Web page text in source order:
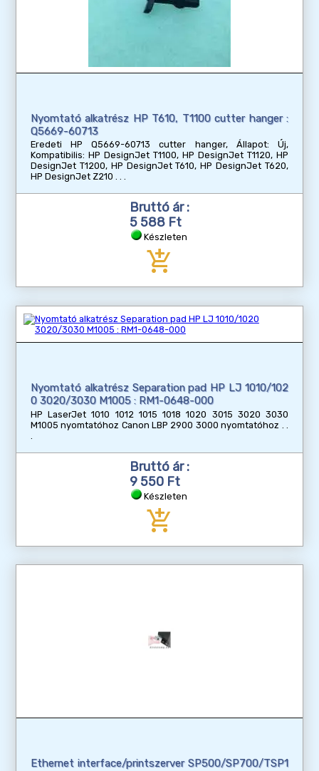
Nyomtató alkatrész HP T610, T1100 cutter hanger :
Q5669-60713
Eredeti HP Q5669-60713 cutter hanger, Állapot: Új,
Kompatibilis: HP DesignJet T1100, HP DesignJet T1120, HP
DesignJet T1200, HP DesignJet T610, HP DesignJet T620,
HP DesignJet Z210
Bruttó ár :
5 588 Ft
Készleten
add_shopping_cart
Nyomtató alkatrész Separation pad HP LJ 1010/102
0 3020/3030 M1005 : RM1-0648-000
HP LaserJet 1010 1012 1015 1018 1020 3015 3020 3030
M1005 nyomtatóhoz Canon LBP 2900 3000 nyomtatóhoz
Bruttó ár :
9 550 Ft
Készleten
add_shopping_cart
Ethernet interface/printszerver SP500/SP700/TSP1